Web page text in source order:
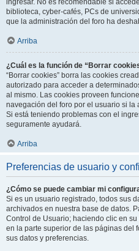
ingresar. No es recomendable si
biblioteca, cyber-cafés, PCs de
que la administración del foro ha
Arriba
¿Cuál es la función de “Borrar
“Borrar cookies” borra las cookies
autorizado para acceder a
al mismo. Las cookies proveen
navegación del foro por el usuario si
Si está teniendo problemas con el
seguramente ayudará.
Arriba
Preferencias de usuario y
¿Cómo se puede cambiar mi
Si es un usuario registrado, todos sus
archivados en nuestra base de datos.
Control de Usuario; haciendo clic en
en la parte superior de las páginas del
sus datos y preferencias.